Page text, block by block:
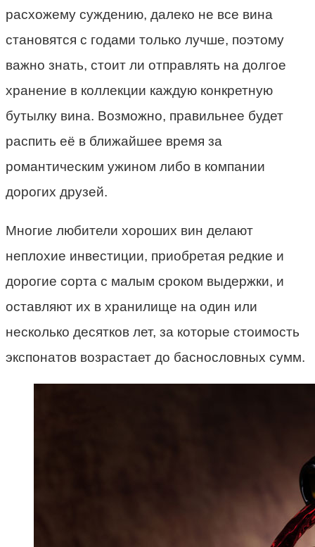
расхожему суждению, далеко не все вина
становятся с годами только лучше, поэтому
важно знать, стоит ли отправлять на долгое
хранение в коллекции каждую конкретную
бутылку вина. Возможно, правильнее будет
распить её в ближайшее время за
романтическим ужином либо в компании
дорогих друзей.
Многие любители хороших вин делают
неплохие инвестиции, приобретая редкие и
дорогие сорта с малым сроком выдержки, и
оставляют их в хранилище на один или
несколько десятков лет, за которые стоимость
экспонатов возрастает до баснословных сумм.